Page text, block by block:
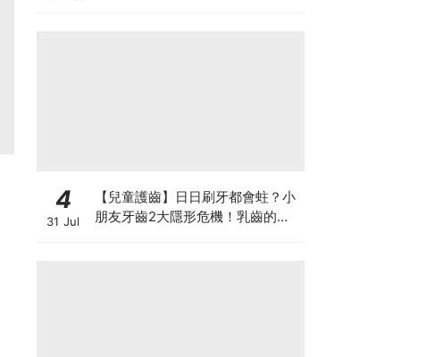
4
31 Jul
【兒童護齒】日日刷牙都會蛀？小
朋友牙齒2大隱形危機！乳齒的琺